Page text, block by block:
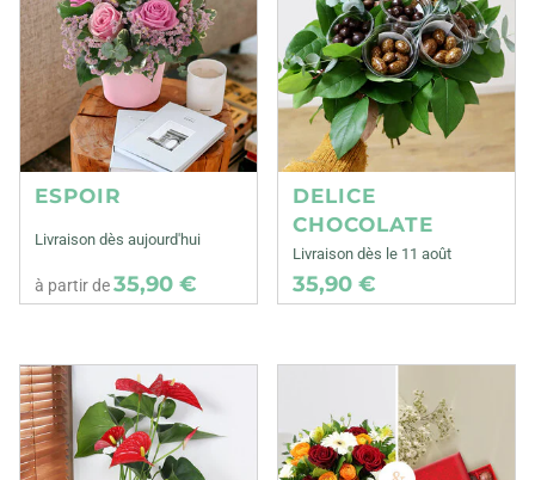
ESPOIR
Livraison dès aujourd'hui
à partir de35,90 €
DELICE
CHOCOLATE
Livraison dès le 11 août
35,90 €